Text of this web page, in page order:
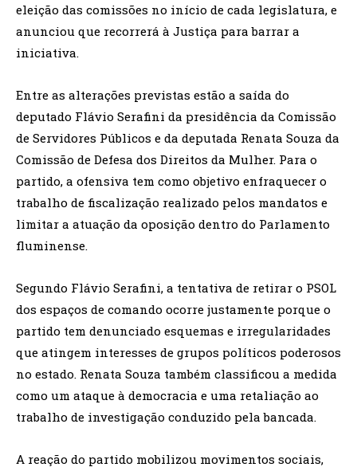
eleição das comissões no início de cada legislatura, e
anunciou que recorrerá à Justiça para barrar a
iniciativa.
Entre as alterações previstas estão a saída do
deputado Flávio Serafini da presidência da Comissão
de Servidores Públicos e da deputada Renata Souza da
Comissão de Defesa dos Direitos da Mulher. Para o
partido, a ofensiva tem como objetivo enfraquecer o
trabalho de fiscalização realizado pelos mandatos e
limitar a atuação da oposição dentro do Parlamento
fluminense.
Segundo Flávio Serafini, a tentativa de retirar o PSOL
dos espaços de comando ocorre justamente porque o
partido tem denunciado esquemas e irregularidades
que atingem interesses de grupos políticos poderosos
no estado. Renata Souza também classificou a medida
como um ataque à democracia e uma retaliação ao
trabalho de investigação conduzido pela bancada.
A reação do partido mobilizou movimentos sociais,